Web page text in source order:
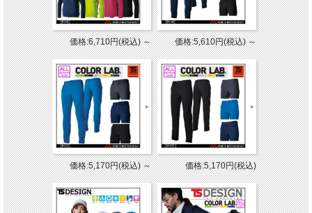
価格:6,710円(税込)～ 価格:5,610円(税込)～
価格:5,170円(税込)～ 価格:5,170円(税込)